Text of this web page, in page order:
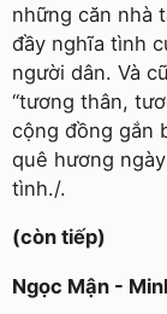
những căn nhà
đầy nghĩa tình
người dân. Và
“tương thân,
cộng đồng gắn
quê hương
tình./.
(còn tiếp)
Ngọc Mận -